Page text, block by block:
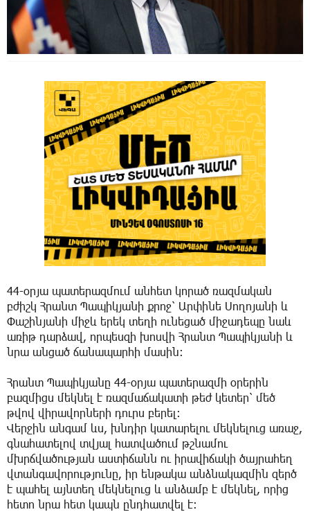
44-օրյա պատերազմում անհետ կորած ռազմական
բժիշկ Հրանտ Պապիկյանի քրոջ՝ Արփինե Սողոյանի և
Փաշինյանի միջև երեկ տեղի ունեցած միջադեպը նաև
առիթ դարձավ, որպեսզի խոսվի Հրանտ Պապիկյանի և
նրա անցած ճանապարհի մասին։
Հրանտ Պապիկյանը 44-օրյա պատերազմի օրերին
բազմիցս մեկնել է ռազմաճակատի թեժ կետեր՝ մեծ
թվով վիրավորների դուրս բերել:
Վերջին անգամ ևս, խնդիր կատարելու մեկնելուց առաջ,
գնահատելով տվյալ հատվածում թշնամու
մխրճվածության աստիճանն ու իրավիճակի ծայրահեղ
վտանգավորությունը, իր ենթակա անձնակազմին զերծ
է պահել այնտեղ մեկնելուց և անձամբ է մեկնել, որից
հետո նրա հետ կապն ընդհատվել է: